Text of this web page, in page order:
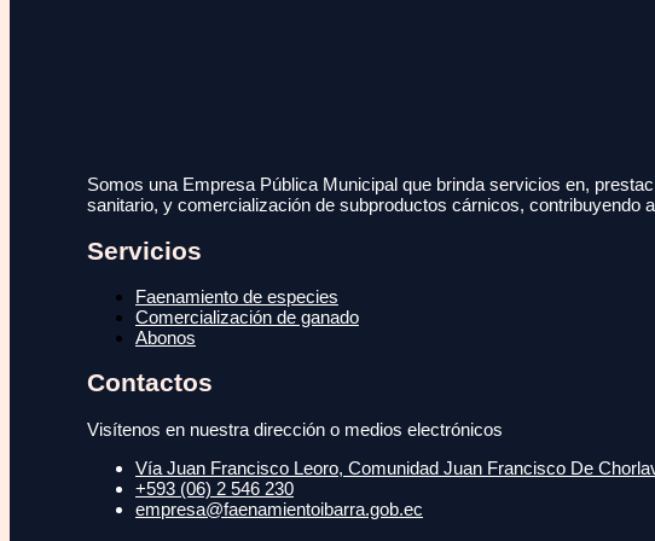
Somos una Empresa Pública Municipal que brinda servicios en,
sanitario, y comercialización de subproductos cárnicos, contribuyendo
Servicios
Faenamiento de especies
Comercialización de ganado
Abonos
Contactos
Visítenos en nuestra dirección o medios electrónicos
Vía Juan Francisco Leoro, Comunidad Juan Francisco De
+593 (06) 2 546 230
empresa@faenamientoibarra.gob.ec